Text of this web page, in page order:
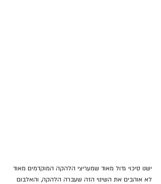
ישנו סיכוי גדול מאוד שמעריצי הלהקה המוקדמים מאוד
לא אוהבים את השינוי הזה שעברה הלהקה, והאלבום